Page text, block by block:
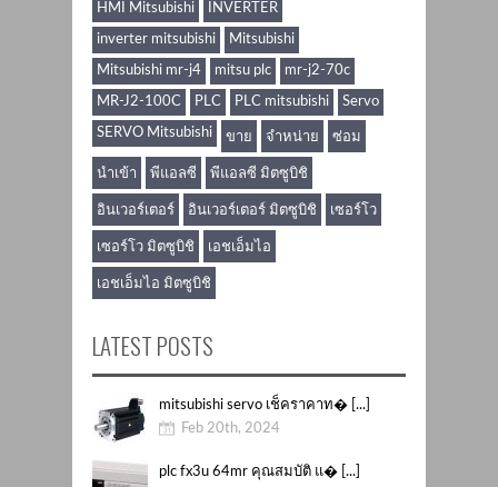
HMI Mitsubishi INVERTER
inverter mitsubishi Mitsubishi
Mitsubishi mr-j4 mitsu plc mr-j2-70c
MR-J2-100C PLC PLC mitsubishi Servo
SERVO Mitsubishi ขาย จำหน่าย ซ่อม
นำเข้า พีแอลซี พีแอลซี มิตซูบิชิ
อินเวอร์เตอร์ อินเวอร์เตอร์ มิตซูบิชิ เซอร์โว
เซอร์โว มิตซูบิชิ เอชเอ็มไอ
เอชเอ็มไอ มิตซูบิชิ
LATEST POSTS
mitsubishi servo เช็คราคาท� [...]
Feb 20th, 2024
plc fx3u 64mr คุณสมบัติ แ� [...]